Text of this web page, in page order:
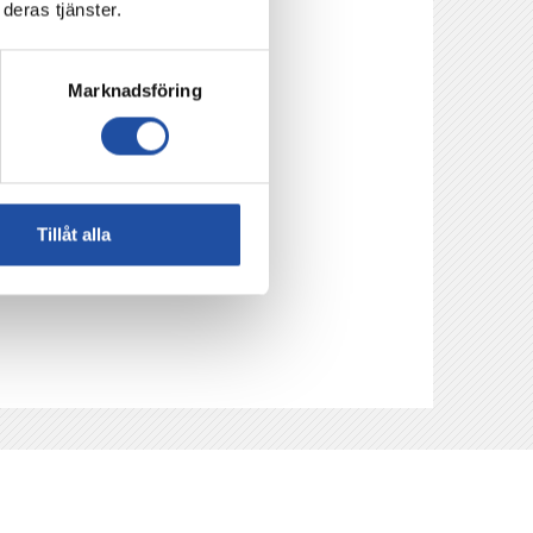
tjänster.
Marknadsföring
Tillåt alla
viktigt att vi som
vissa av